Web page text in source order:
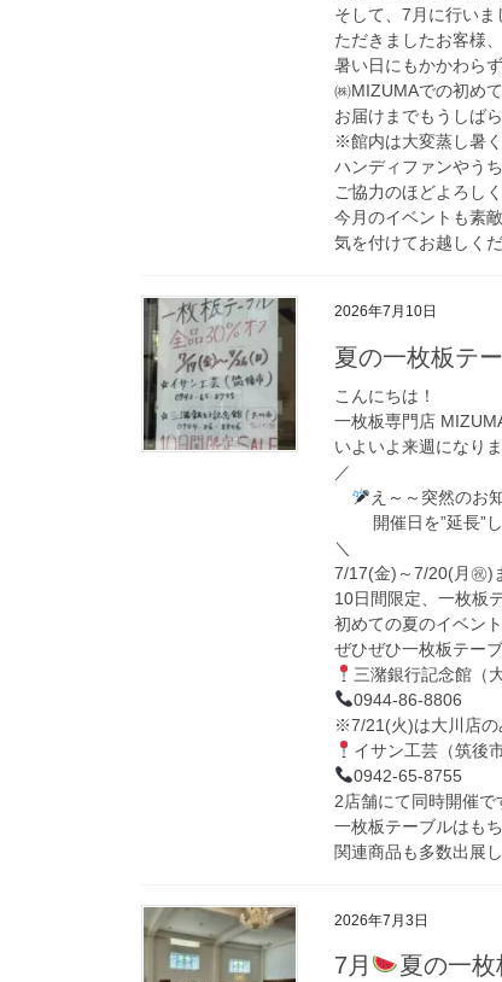
そして、7月に行い
ただきましたお客様、
暑い日にもかかわら
㈱MIZUMAでの初め
お届けまでもうしば
※館内は大変蒸し暑
ハンディファンやう
ご協力のほどよろし
今月のイベントも素
気を付けてお越しく
2026年7月10日
夏の一枚板テ
こんにちは！
一枚板専門店
いよいよ来週になり
／
え～～突然のお
開催日を”延長”し
＼
7/17(金)～7/20(月㊗)
10日間限定、一枚板
初めての夏のイベント
ぜひぜひ一枚板テー
三潴銀行記念館（
0944-86-8806
※7/21(火)は大川店の
イサン工芸（筑後
0942-65-8755
2店舗にて同時開催で
一枚板テーブルはも
関連商品も多数出展
2026年7月3日
7月 夏の一枚